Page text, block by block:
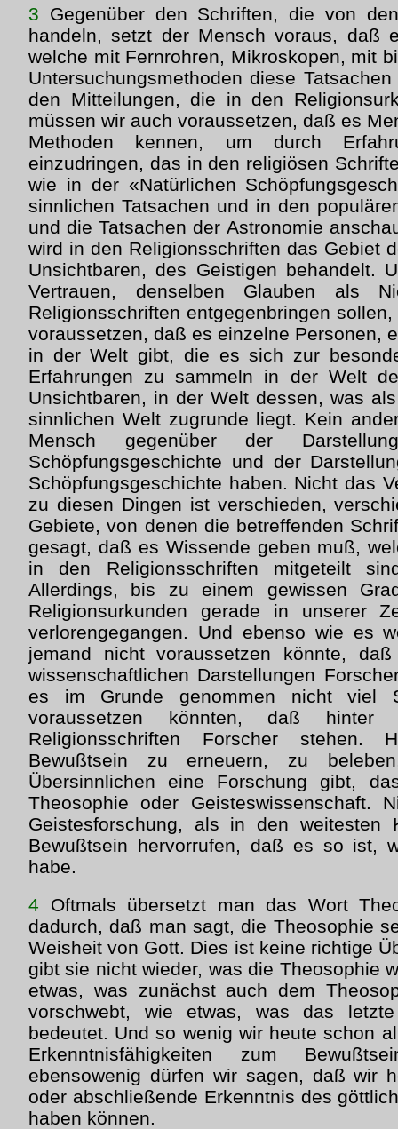
3 Gegenüber den Schriften, die von
handeln, setzt der Mensch voraus, daß
welche mit Fernrohren, Mikroskopen, mit
Untersuchungsmethoden diese
den Mitteilungen, die in den
müssen wir auch voraussetzen, daß es
Methoden kennen, um durch
einzudringen, das in den religiösen
wie in der «Natürlichen
sinnlichen Tatsachen und in den
und die Tatsachen der Astronomie
wird in den Religionsschriften das Gebiet
Unsichtbaren, des Geistigen behandelt.
Vertrauen, denselben Glauben als
Religionsschriften entgegenbringen
voraussetzen, daß es einzelne Personen,
in der Welt gibt, die es sich zur
Erfahrungen zu sammeln in der Welt
Unsichtbaren, in der Welt dessen, was
sinnlichen Welt zugrunde liegt. Kein
Mensch gegenüber der
Schöpfungsgeschichte und der
Schöpfungsgeschichte haben. Nicht das
zu diesen Dingen ist verschieden,
Gebiete, von denen die betreffenden
gesagt, daß es Wissende geben muß,
in den Religionsschriften mitgeteilt
Allerdings, bis zu einem gewissen
Religionsurkunden gerade in unserer
verlorengegangen. Und ebenso wie es
jemand nicht voraussetzen könnte,
wissenschaftlichen Darstellungen
es im Grunde genommen nicht viel
voraussetzen könnten, daß hinter
Religionsschriften Forscher stehen.
Bewußtsein zu erneuern, zu
Übersinnlichen eine Forschung gibt,
Theosophie oder Geisteswissenschaft.
Geistesforschung, als in den weitesten
Bewußtsein hervorrufen, daß es so ist,
habe.
4 Oftmals übersetzt man das Wort
dadurch, daß man sagt, die Theosophie
Weisheit von Gott. Dies ist keine richtige
gibt sie nicht wieder, was die Theosophie
etwas, was zunächst auch dem
vorschwebt, wie etwas, was das
bedeutet. Und so wenig wir heute schon
Erkenntnisfähigkeiten zum
ebensowenig dürfen wir sagen, daß wir
oder abschließende Erkenntnis des
haben können.